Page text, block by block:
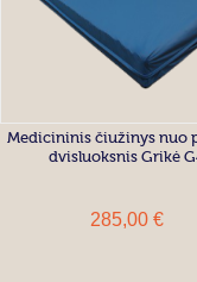
Medicininis čiužinys nuo
dvisluoksnis Grikė
285,00 €